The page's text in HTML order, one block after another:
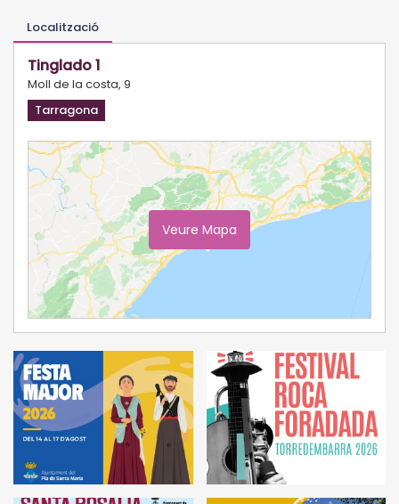
Localització
Tinglado 1
Moll de la costa, 9
Tarragona
Veure Mapa